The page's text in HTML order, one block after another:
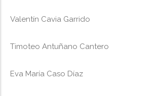
Valentín Cavia Garrido
Timoteo Antuñano Cantero
Eva María Caso Díaz